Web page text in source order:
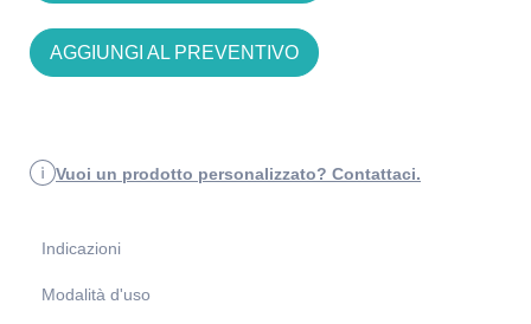
AGGIUNGI AL PREVENTIVO
Vuoi un prodotto personalizzato? Contattaci.
Indicazioni
Modalità d'uso